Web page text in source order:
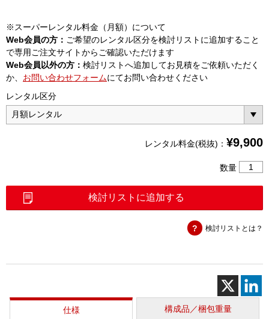
※スーパーレンタル料金（月額）について
Web会員の方： ご希望のレンタル区分を検討リストに追加すること
で専用ご注文サイトからご確認いただけます
Web会員以外の方： 検討リストへ追加してお見積をご依頼いただく
か、 お問い合わせフォームにてお問い合わせください
レンタル区分
レンタル料金(税抜)： ¥9,900
数量
N
（
8）
個
検討リストに追加する
検討リストとは？
仕様 構成品／梱包重量